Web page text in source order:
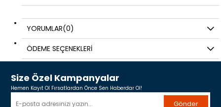
YORUMLAR(0)
ÖDEME SEÇENEKLERI
Size Özel Kampanyalar
Hemen Kayıt Ol Fırsatlardan Önce Sen Haberdar Ol!
Gönder